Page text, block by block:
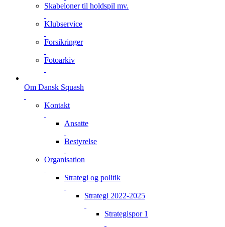
Skabeloner til holdspil mv.
Klubservice
Forsikringer
Fotoarkiv
Om Dansk Squash
Kontakt
Ansatte
Bestyrelse
Organisation
Strategi og politik
Strategi 2022-2025
Strategispor 1